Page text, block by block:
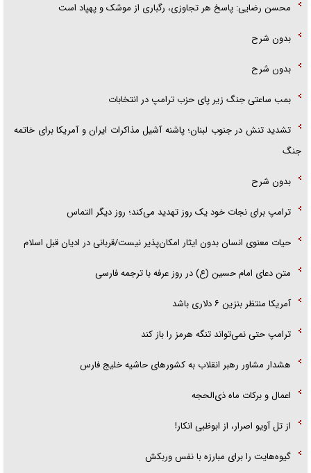
محسن رضایی: پاسخ هر تجاوزی، رگباری از موشک و پهپاد است
بدون شرح
بدون شرح
بمب ساعتی جنگ زیر پای حزب ترام‍پ در انتخابات
تشدید تنش در جنوب لبنان؛ پاشنه آشیل مذاکرات ایران و آمریکا برای خاتمه
جنگ
بدون شرح
ترامپ برای نجات خود یک روز تهدید می‌کند؛ روز دیگر التماس
حیات معنوی انسان بدون ایثار امکان‌پذیر نیست/قربانی در ادیان قبل اسلام
متن دعای امام حسین (ع) در روز عرفه با ترجمه فارسی
آمریکا منتظر بنزین ۶ دلاری باشد
ترامپ حتی نمی‌تواند تنگه هرمز را باز کند
هشدار مشاور رهبر انقلاب به کشور‌های حاشیه خلیج فارس
اعمال و برکات ماه ذی‌الحجه
از تل آویو اصرار، از ابوظبی انکار!
گیوه‌هایت را برای مبارزه با نفس وربکش